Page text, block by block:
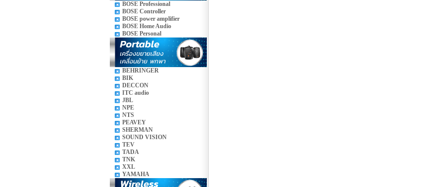
BOSE Professional
BOSE Controller
BOSE power amplifier
BOSE Home Audio
BOSE Personal
BEHRINGER
BIK
DECCON
ITC audio
JBL
NPE
NTS
PEAVEY
SHERMAN
SOUND VISION
TEV
TADA
TNK
XXL
YAMAHA